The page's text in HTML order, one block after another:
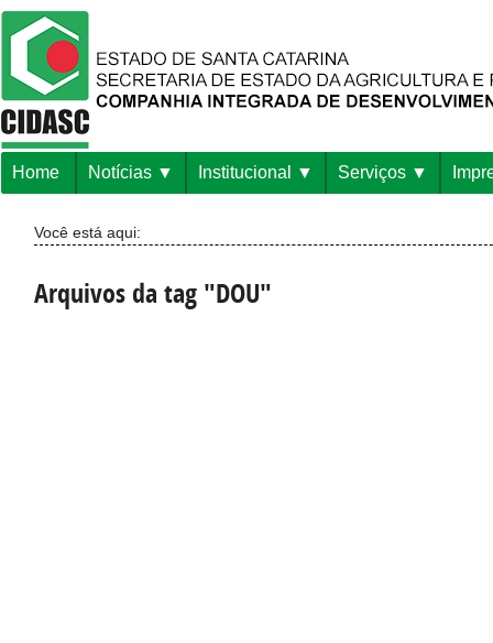
Home Notícias Institucional Serviços
Você está aqui:
Arquivos da tag "DOU"